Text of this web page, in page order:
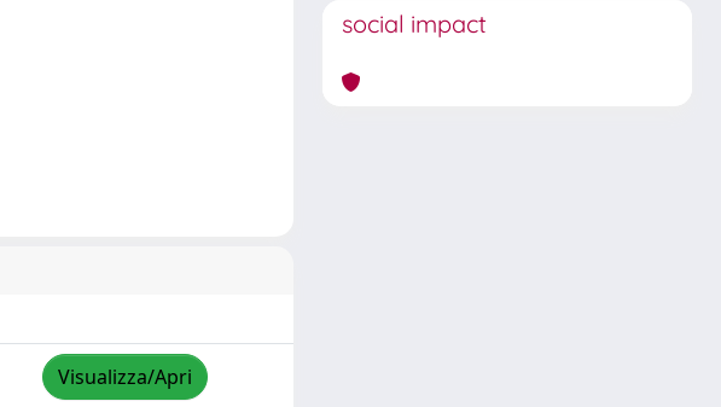
Visualizza/Apri
social impact